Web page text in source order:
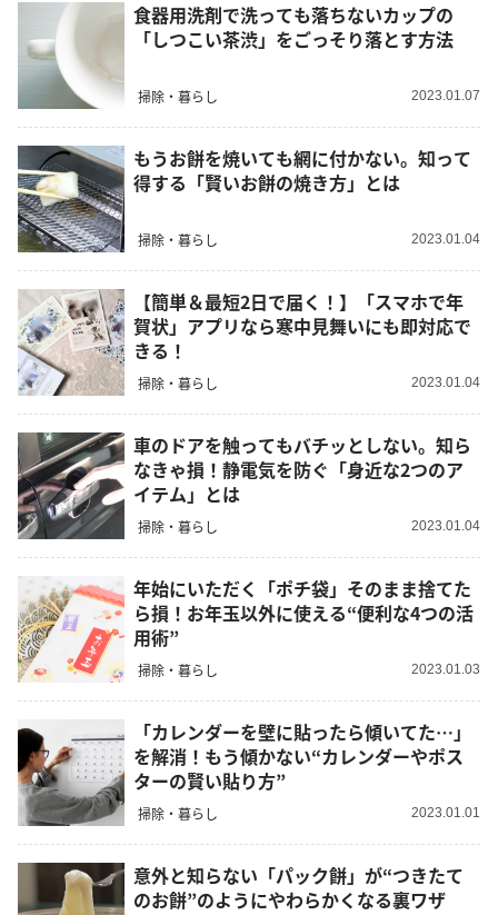
食器用洗剤で洗っても落ちないカップの
「しつこい茶渋」をごっそり落とす方法
掃除・暮らし 2023.01.07
もうお餅を焼いても網に付かない。知って
得する「賢いお餅の焼き方」とは
掃除・暮らし 2023.01.04
【簡単＆最短2日で届く！】「スマホで年
賀状」アプリなら寒中見舞いにも即対応で
きる！
掃除・暮らし 2023.01.04
車のドアを触ってもバチッとしない。知ら
なきゃ損！静電気を防ぐ「身近な2つのア
イテム」とは
掃除・暮らし 2023.01.04
年始にいただく「ポチ袋」そのまま捨てた
ら損！お年玉以外に使える“便利な4つの活
用術”
掃除・暮らし 2023.01.03
「カレンダーを壁に貼ったら傾いてた…」
を解消！もう傾かない“カレンダーやポス
ターの賢い貼り方”
掃除・暮らし 2023.01.01
意外と知らない「パック餅」が“つきたて
のお餅”のようにやわらかくなる裏ワザ